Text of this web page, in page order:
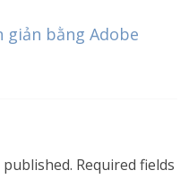
bằng Adobe
Required fields